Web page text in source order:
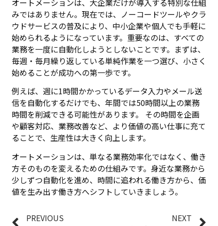
みではありません。現在では、ノーコードツールやクラ
ウドサービスの普及により、中小企業や個人でも手軽に
始められるようになっています。重要なのは、すべての
業務を一度に自動化しようとしないことです。まずは、
毎週・毎月繰り返している単純作業を一つ選び、小さく
始めることが成功への第一歩です。
例えば、週に1時間かかっているデータ入力やメール送
信を自動化するだけでも、年間では50時間以上の業務
時間を削減できる可能性があります。 その時間を企画
や顧客対応、業務改善など、より価値の高い仕事に充て
ることで、生産性は大きく向上します。
オートメーションは、単なる業務効率化ではなく、働き
方そのものを変えるための仕組みです。身近な業務から
少しずつ自動化を進め、時間に追われる働き方から、価
値を生み出す働き方へシフトしていきましょう。
PREVIOUS
NEXT